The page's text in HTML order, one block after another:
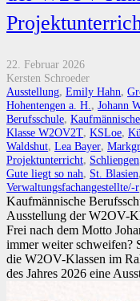
22. Februar 2026
Kersten Schroeder
Ausstellung, Emily Hahn,
Hohentengen a. H. , Johann
Berufsschule,
Klasse W2OV2T, KSLoe,
Waldshut, Lea Bayer,
Projektunterricht, Schliengen
Gute liegt so nah, St. Blasien,
Verwaltungsfachangestellte/-r
Kaufmännische
Ausstellung der W2OV-
Frei nach dem Motto
immer weiter schweifen?
die W2OV-Klassen im
des Jahres 2026 eine